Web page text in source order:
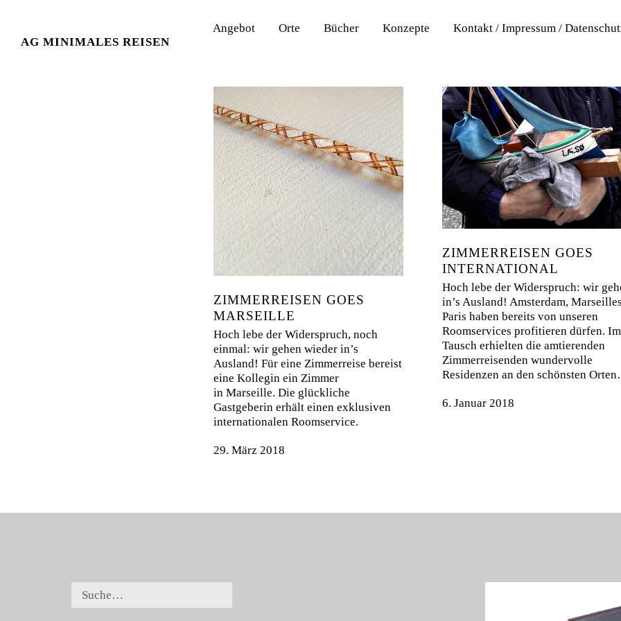
AG MINIMALES REISEN
Angebot Orte Bücher Konzepte Kontakt / Impressum /
ZIMMERREISEN GOES
MARSEILLE
Hoch lebe der Widerspruch, noch
einmal: wir gehen wieder in’s
Ausland! Für eine Zimmerreise bereist
eine Kollegin ein Zimmer
in Marseille. Die glückliche
Gastgeberin erhält einen exklusiven
internationalen Roomservice.
29. März 2018
ZIMMERREISEN GOES
INTERNATIONAL
Hoch lebe der Widerspruch: wir
in’s Ausland! Amsterdam,
Paris haben bereits von unseren
Roomservices profitieren dürfen. Im
Tausch erhielten die amtierenden
Zimmerreisenden wundervolle
Residenzen an den schönsten
6. Januar 2018